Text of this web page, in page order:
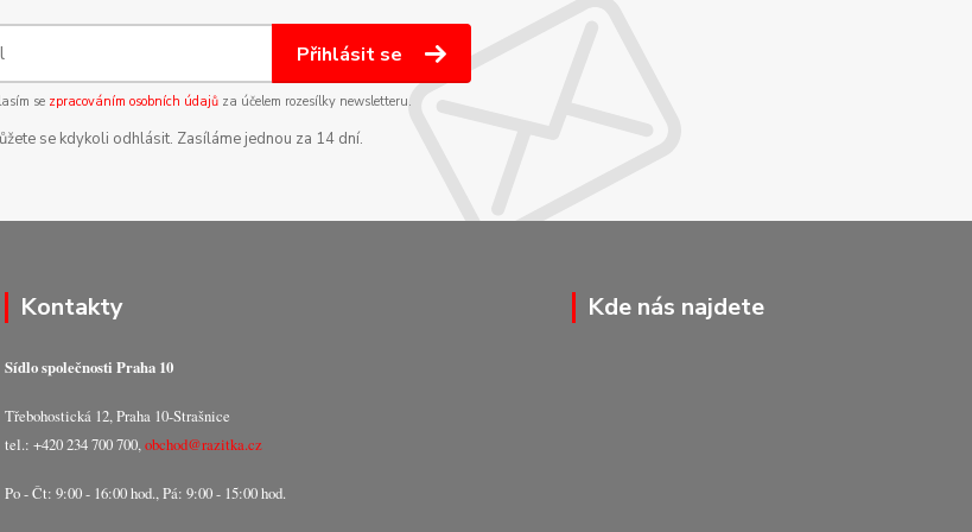
Přihlásit se
se zpracováním osobních údajůza účelem rozesílky newsletteru.
se kdykoli odhlásit. Zasíláme jednou za 14 dní.
Kontakty
Sídlo společnosti Praha 10
Třebohostická 12, Praha 10-Strašnice
tel.: +420 234 700 700,obchod@razitka.cz
Po - Čt: 9:00 - 16:00 hod., Pá: 9:00 - 15:00 hod.
Kde nás najdete